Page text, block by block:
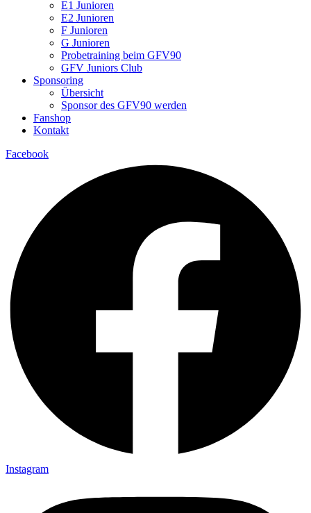
E1 Junioren
E2 Junioren
F Junioren
G Junioren
Probetraining beim GFV90
GFV Juniors Club
Sponsoring
Übersicht
Sponsor des GFV90 werden
Fanshop
Kontakt
Facebook
Instagram